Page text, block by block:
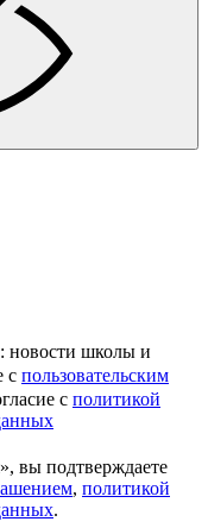
новости школы и
с пользовательским
с политикой
вы подтверждаете
, политикой
.